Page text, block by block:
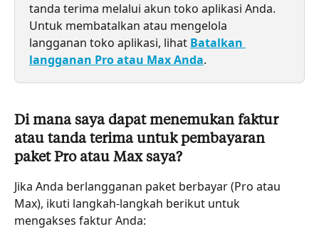
tanda terima melalui akun toko aplikasi Anda.
Untuk membatalkan atau mengelola
langganan toko aplikasi, lihat Batalkan
langganan Pro atau Max Anda.
Di mana saya dapat menemukan faktur
atau tanda terima untuk pembayaran
paket Pro atau Max saya?
Jika Anda berlangganan paket berbayar (Pro atau
Max), ikuti langkah-langkah berikut untuk
mengakses faktur Anda: